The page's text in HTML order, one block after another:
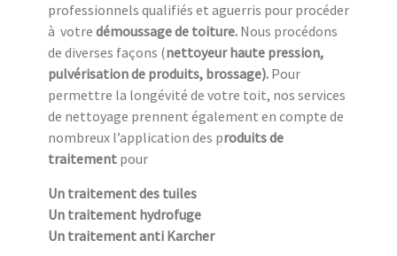
professionnels qualifiés et aguerris pour procéder
à votre démoussage de toiture. Nous procédons
de diverses façons (nettoyeur haute pression,
pulvérisation de produits, brossage). Pour
permettre la longévité de votre toit, nos services
de nettoyage prennent également en compte de
nombreux l’application des produits de
traitement pour
Un traitement des tuiles
Un traitement hydrofuge
Un traitement anti Karcher